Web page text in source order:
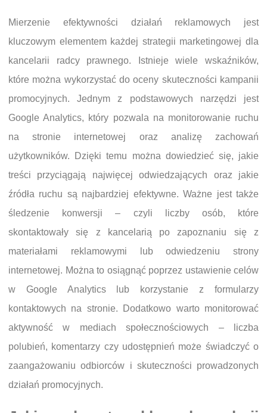
Mierzenie efektywności działań reklamowych jest
kluczowym elementem każdej strategii marketingowej dla
kancelarii radcy prawnego. Istnieje wiele wskaźników,
które można wykorzystać do oceny skuteczności kampanii
promocyjnych. Jednym z podstawowych narzędzi jest
Google Analytics, który pozwala na monitorowanie ruchu
na stronie internetowej oraz analizę zachowań
użytkowników. Dzięki temu można dowiedzieć się, jakie
treści przyciągają najwięcej odwiedzających oraz jakie
źródła ruchu są najbardziej efektywne. Ważne jest także
śledzenie konwersji – czyli liczby osób, które
skontaktowały się z kancelarią po zapoznaniu się z
materiałami reklamowymi lub odwiedzeniu strony
internetowej. Można to osiągnąć poprzez ustawienie celów
w Google Analytics lub korzystanie z formularzy
kontaktowych na stronie. Dodatkowo warto monitorować
aktywność w mediach społecznościowych – liczba
polubień, komentarzy czy udostępnień może świadczyć o
zaangażowaniu odbiorców i skuteczności prowadzonych
działań promocyjnych.